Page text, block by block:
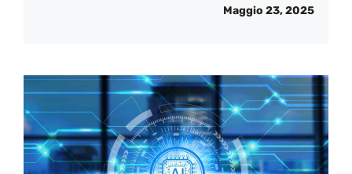
Maggio 23, 2025